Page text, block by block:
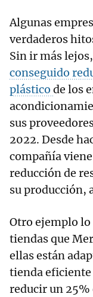
Algunas
verdaderos
Sin ir más
conseguido
plástico de los
sus
2022. Desde
compañía
reducción de
su producción,
Otro ejemplo lo
tiendas que
ellas están
tienda eficiente
reducir un 25%